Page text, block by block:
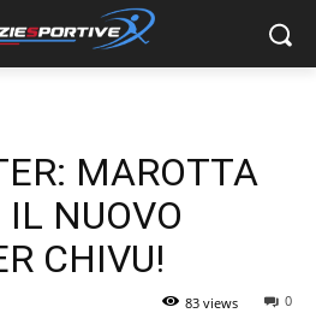
MAROTTA
IL NUOVO
CHIVU!
0
83 views